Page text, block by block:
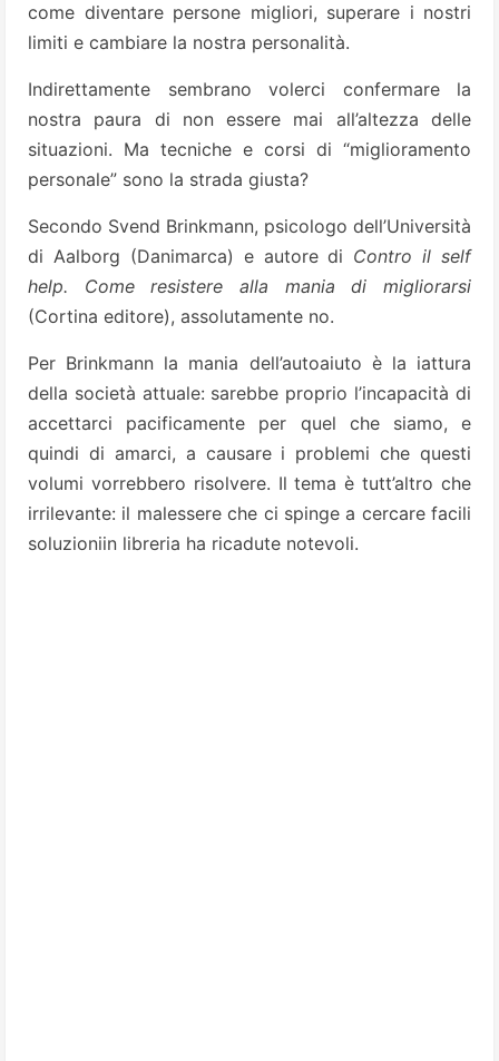
come diventare persone migliori, superare i nostri
limiti e cambiare la nostra personalità.
Indirettamente sembrano volerci confermare la
nostra paura di non essere mai all’altezza delle
situazioni. Ma tecniche e corsi di “miglioramento
personale” sono la strada giusta?
Secondo Svend Brinkmann, psicologo dell’Università
di Aalborg (Danimarca) e autore di Contro il self
help. Come resistere alla mania di migliorarsi
(Cortina editore), assolutamente no.
Per Brinkmann la mania dell’autoaiuto è la iattura
della società attuale: sarebbe proprio l’incapacità di
accettarci pacificamente per quel che siamo, e
quindi di amarci, a causare i problemi che questi
volumi vorrebbero risolvere. Il tema è tutt’altro che
irrilevante: il malessere che ci spinge a cercare facili
soluzioniin libreria ha ricadute notevoli.